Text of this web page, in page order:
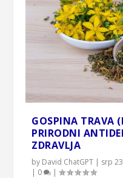
GOSPINA TRAVA
PRIRODNI
ZDRAVLJA
by David ChatGPT | srp
| 0 |